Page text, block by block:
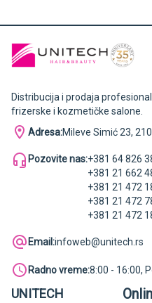
Distribucija i prodaja
frizerske i kozmetičke salone.
Adresa:Mileve Simić 23,
Pozovite nas:+381 64 826
+381 21 662
+381 21 472
+381 21 472
+381 21 472
Email:infoweb@unitech.rs
Radno vreme:8:00 - 16:00,
UNITECH